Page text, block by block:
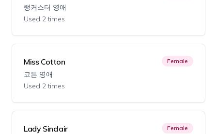
랭커스터 영애
Used 2 times
Miss Cotton
코튼 영애
Used 2 times
Female
Lady Sinclair Female